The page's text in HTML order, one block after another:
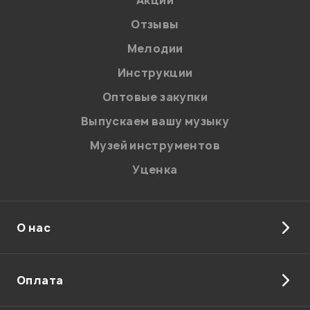
на обработку персональных данных в
Политикой в отношении обработки
персональных данных.
Введите проверочное число:
Отправить
Отзывы
Мелодии
Инструкции
Оптовые закупки
Выпускаем вашу музыку
Музей инструментов
Уценка
О нас
Оплата